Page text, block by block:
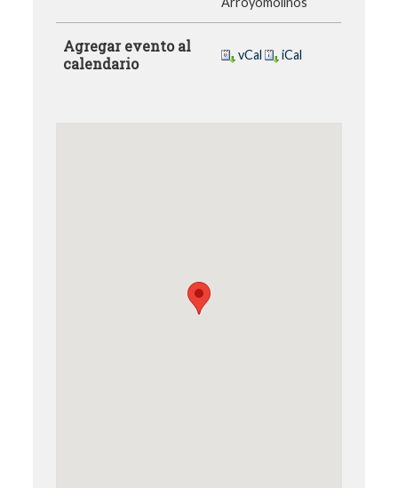
Agregar evento al
calendario
vCal iCal